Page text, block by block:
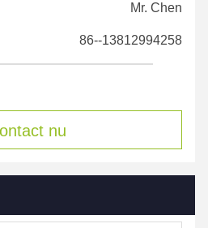
Mr. Chen
86--13812994258
nu